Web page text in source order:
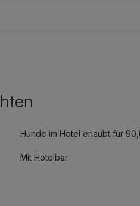
Mit Hotelbar